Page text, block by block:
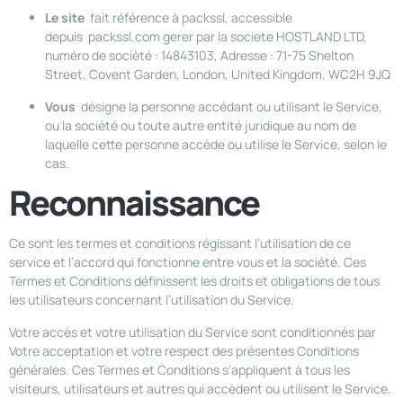
Le site fait référence à packssl, accessible
depuis packssl.com gerer par la societe HOSTLAND LTD,
numéro de socièté : 14843103, Adresse : 71-75 Shelton
Street, Covent Garden, London, United Kingdom, WC2H 9JQ
Vous désigne la personne accédant ou utilisant le Service,
ou la société ou toute autre entité juridique au nom de
laquelle cette personne accède ou utilise le Service, selon le
cas.
Reconnaissance
Ce sont les termes et conditions régissant l’utilisation de ce
service et l’accord qui fonctionne entre vous et la société. Ces
Termes et Conditions définissent les droits et obligations de tous
les utilisateurs concernant l’utilisation du Service.
Votre accès et votre utilisation du Service sont conditionnés par
Votre acceptation et votre respect des présentes Conditions
générales. Ces Termes et Conditions s’appliquent à tous les
visiteurs, utilisateurs et autres qui accèdent ou utilisent le Service.